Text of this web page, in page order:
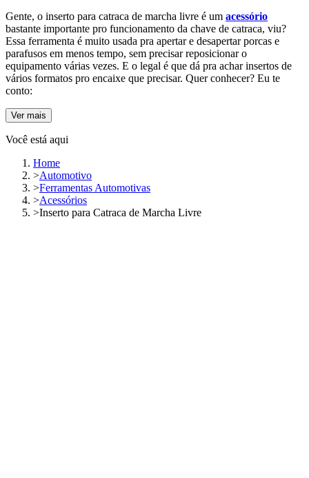
Gente, o inserto para catraca de marcha livre é um acessório
bastante importante pro funcionamento da chave de catraca, viu?
Essa ferramenta é muito usada pra apertar e desapertar porcas e
parafusos em menos tempo, sem precisar reposicionar o
equipamento várias vezes. E o legal é que dá pra achar insertos de
vários formatos pro encaixe que precisar. Quer conhecer? Eu te
conto:
Ver mais
Você está aqui
Home
>Automotivo
>Ferramentas Automotivas
>Acessórios
>Inserto para Catraca de Marcha Livre